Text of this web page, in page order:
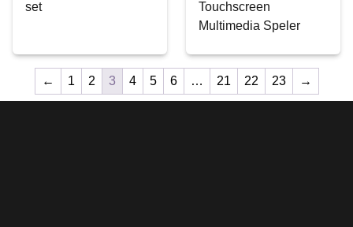
set
Touchscreen
Multimedia Speler
← 1 2 3 4 5 6 … 21 22 23 →